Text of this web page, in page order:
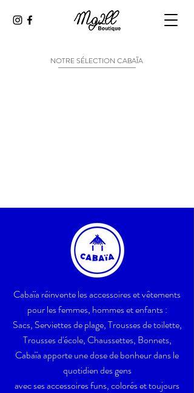
NOTRE SÉLECTION CABAÏA
Cabaïa réinvente les accessoires et vêtements
pour les femmes, hommes et enfants :
Sacs, Serviettes de plage, Trousses de toilette,
Trousses d'école, Chaussettes, Bonnets,
Cabaïa apporte une dose de bonheur dans le
quotidien des gens
avec ses accessoires funs, colorés et toujours